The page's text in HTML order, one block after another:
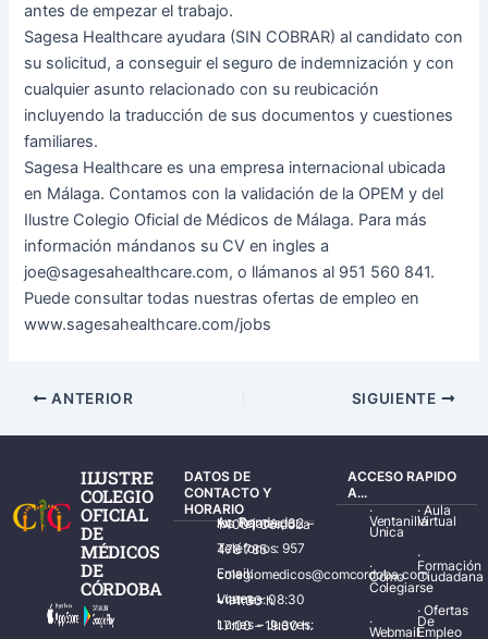
antes de empezar el trabajo.
Sagesa Healthcare ayudara (SIN COBRAR) al candidato con
su solicitud, a conseguir el seguro de indemnización y con
cualquier asunto relacionado con su reubicación
incluyendo la traducción de sus documentos y cuestiones
familiares.
Sagesa Healthcare es una empresa internacional ubicada
en Málaga. Contamos con la validación de la OPEM y del
Ilustre Colegio Oficial de Médicos de Málaga. Para más
información mándanos su CV en ingles a
joe@sagesahealthcare.com, o llámanos al 951 560 841.
Puede consultar todas nuestras ofertas de empleo en
www.sagesahealthcare.com/jobs
ANTERIOR SIGUIENTE
ILUSTRE
COLEGIO
OFICIAL
DE
MÉDICOS
DE
CÓRDOBA
DATOS DE
CONTACTO Y
HORARIO
Av. Ronda de los Tejares, 32 – 14001 Córdoba
Teléfonos: 957 478 785
Email: colegiomedicos@comcordoba.com
Lunes – Viernes: 08:30 – 14:30 h.
Lunes – Jueves: 17:00 – 19:30 h.
ACCESO RAPIDO
A...
·
Ventanilla
Única
·
Cómo
Colegiarse
·
Webmail
·Aula
Virtual
·
Formación
Ciudadana
·Ofertas
De
Empleo